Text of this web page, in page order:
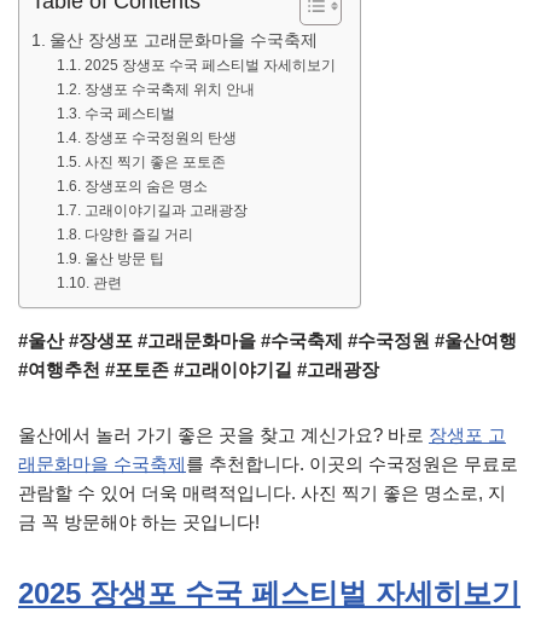
울산 장생포 고래문화마을 수국축제
2025 장생포 수국 페스티벌 자세히보기
장생포 수국축제 위치 안내
수국 페스티벌
장생포 수국정원의 탄생
사진 찍기 좋은 포토존
장생포의 숨은 명소
고래이야기길과 고래광장
다양한 즐길 거리
울산 방문 팁
관련
#울산 #장생포 #고래문화마을 #수국축제 #수국정원 #울산여행
#여행추천 #포토존 #고래이야기길 #고래광장
울산에서 놀러 가기 좋은 곳을 찾고 계신가요? 바로 장생포 고
래문화마을 수국축제를 추천합니다. 이곳의 수국정원은 무료로
관람할 수 있어 더욱 매력적입니다. 사진 찍기 좋은 명소로, 지
금 꼭 방문해야 하는 곳입니다!
2025 장생포 수국 페스티벌 자세히보기